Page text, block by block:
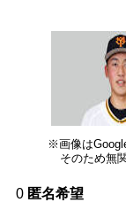
※画像は
そのため無
0 匿名希望